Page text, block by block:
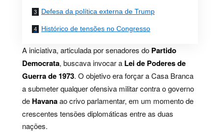
Defesa da política externa de Trump
Histórico de tensões no Congresso
A iniciativa, articulada por senadores do Partido
Democrata, buscava invocar a Lei de Poderes de
Guerra de 1973. O objetivo era forçar a Casa Branca
a submeter qualquer ofensiva militar contra o governo
de Havanaao crivo parlamentar, em um momento de
crescentes tensões diplomáticas entre as duas
nações.